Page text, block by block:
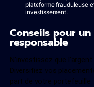
plateforme frauduleuse
investissement.
Conseils pour
responsable
N’investissez que
Diversifiez vos
part de votre portefeuille